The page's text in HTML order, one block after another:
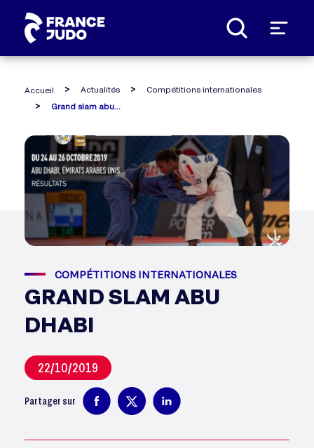
Accueil Actualités
Compétitions internationales
COMPÉTITIONS INTERNATIONALES
GRAND SLAM ABU
DHABI
22/10/2019
Partager sur